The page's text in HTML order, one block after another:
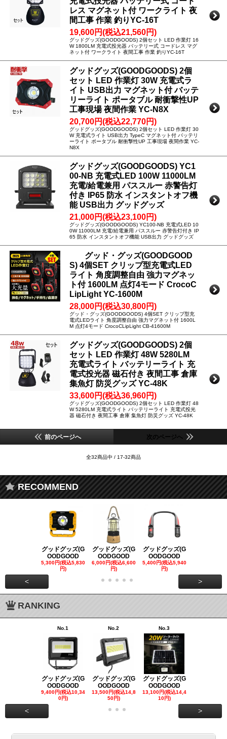
レス マグネット付 ワークライト 夜
間工事 作業 釣りYC-16T
19,600円(税込21,560円)
グッドグッズ(GOODGOODS) 2個セット LED 作業灯 16
W 1800LM 充電式投光器 バッテリー式 コードレス マグ
ネット付 ワークライト 夜間工事 作業 釣りYC-16T
グッドグッズ(GOODGOODS) 2個
セット LED 作業灯 30W 充電式ラ
イト USB出力 マグネット付 バッテ
リーライト ポータブル 耐衝撃性UP
工事現場 夜間作業 YC-N8X
20,700円(税込22,770円)
グッドグッズ(GOODGOODS) 2個セット LED 作業灯 30
W 充電式ライト USB出力 TypeC マグネット付 バッテリ
ーライト ポータブル 耐衝撃性UP 工事現場 夜間作業 YC-
N8X
グッドグッズ(GOODGOODS) YC1
00-NB 充電式LED 100W 11000LM
充電/給電兼用 パススルー 赤警告灯
付き IP65 防水 インスタントオフ機
能 USB出力 グッドグッズ
21,000円(税込23,100円)
グッドグッズ(GOODGOODS) YC100-NB 充電式LED 10
0W 11000LM 充電/給電兼用 パススルー 赤警告灯付き IP
65 防水 インスタントオフ機能 USB出力 グッドグッズ
グッド・グッズ(GOODGOOD
S) 4個SET クリップ型充電式LED
ライト 角度調整自由 強力マグネッ
ト付 1600LM 点灯4モード CrocoC
LipLight YC-1600M
28,000円(税込30,800円)
グッド・グッズ(GOODGOODS) 4個SET クリップ型充
電式LEDライト 角度調整自由 強力マグネット付 1600L
M 点灯4モード CrocoCLipLight CB-41600M
グッドグッズ(GOODGOODS) 2個
セット LED 作業灯 48W 5280LM
充電式ライト バッテリーライト 充
電式投光器 磁石付き 夜間工事 倉庫
集魚灯 防災グッズ YC-48K
33,600円(税込36,960円)
グッドグッズ(GOODGOODS) 2個セット LED 作業灯 48
W 5280LM 充電式ライト バッテリーライト 充電式投光
器 磁石付き 夜間工事 倉庫 集魚灯 防災グッズ YC-48K
前のページへ 次のページへ
全32商品中 / 17-32商品
RECOMMEND
グッドグッズ(G
OODGOOD
5,300円(税込5,830
円)
グッドグッズ(G
OODGOOD
6,000円(税込6,600
円)
グッドグッズ(G
OODGOOD
5,400円(税込5,940
円)
< >
RANKING
No.1
グッドグッズ(G
OODGOOD
9,400円(税込10,34
0円)
No.2
グッドグッズ(G
OODGOOD
13,500円(税込14,8
50円)
No.3
グッドグッズ(G
OODGOOD
13,100円(税込14,4
10円)
< >